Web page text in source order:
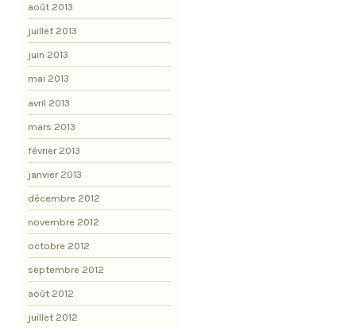
août 2013
juillet 2013
juin 2013
mai 2013
avril 2013
mars 2013
février 2013
janvier 2013
décembre 2012
novembre 2012
octobre 2012
septembre 2012
août 2012
juillet 2012